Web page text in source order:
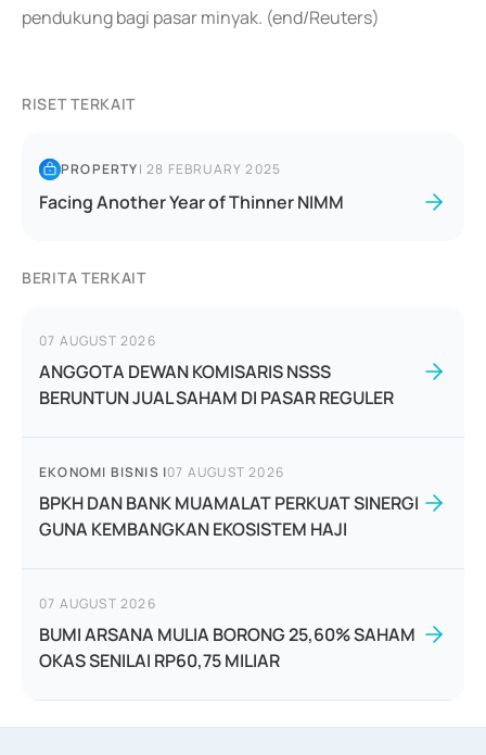
pendukung bagi pasar minyak. (end/Reuters)
RISET TERKAIT
PROPERTY|28 FEBRUARY 2025
Facing Another Year of Thinner NIMM
BERITA TERKAIT
07 AUGUST 2026
ANGGOTA DEWAN KOMISARIS NSSS
BERUNTUN JUAL SAHAM DI PASAR REGULER
EKONOMI BISNIS |07 AUGUST 2026
BPKH DAN BANK MUAMALAT PERKUAT SINERGI
GUNA KEMBANGKAN EKOSISTEM HAJI
07 AUGUST 2026
BUMI ARSANA MULIA BORONG 25,60% SAHAM
OKAS SENILAI RP60,75 MILIAR